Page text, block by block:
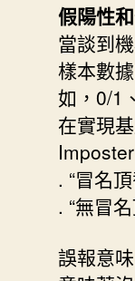
假陽性
當談到
樣本數
如，0/1
在實現
. “冒名
. “無冒
誤報意